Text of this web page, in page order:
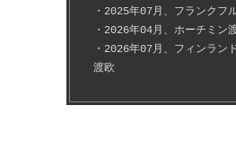
・2025年07月、フランクフ
・2026年04月、ホーチミン
・2026年07月、フィンラン
渡欧